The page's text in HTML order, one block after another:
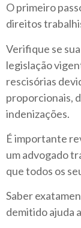
O primeiro
direitos
Verifique se
legislação
rescisórias
proporcionais,
indenizações.
É importante
um advogado
que todos os
Saber
demitido ajuda